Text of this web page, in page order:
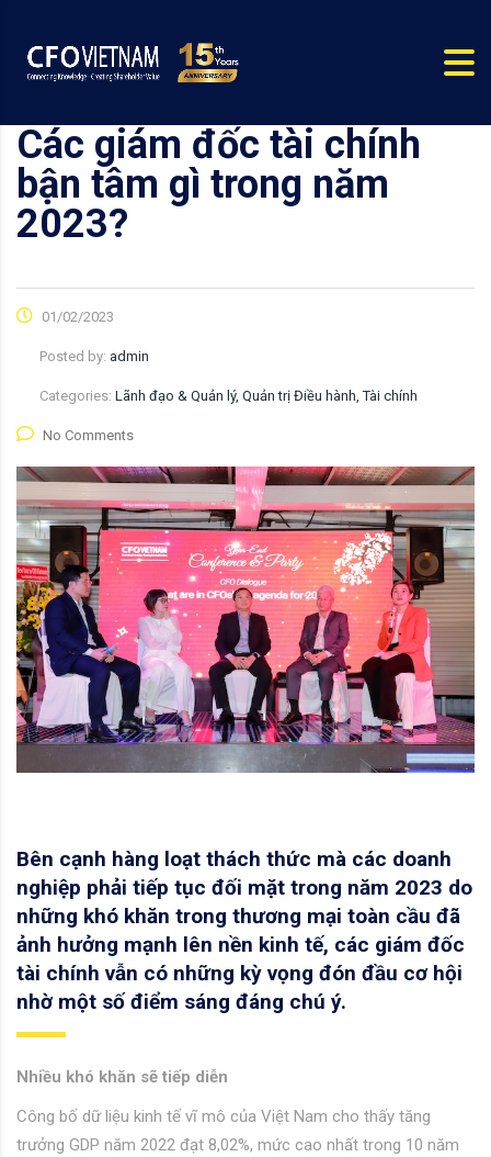
Các giám đốc tài chính
bận tâm gì trong năm
2023?
01/02/2023
Posted by: admin
Categories: Lãnh đạo & Quản lý, Quản trị Điều hành, Tài chính
No Comments
Bên cạnh hàng loạt thách thức mà các doanh
nghiệp phải tiếp tục đối mặt trong năm 2023 do
những khó khăn trong thương mại toàn cầu đã
ảnh hưởng mạnh lên nền kinh tế, các giám đốc
tài chính vẫn có những kỳ vọng đón đầu cơ hội
nhờ một số điểm sáng đáng chú ý.
Nhiều khó khăn sẽ tiếp diễn
Công bố dữ liệu kinh tế vĩ mô của Việt Nam cho thấy tăng
trưởng GDP năm 2022 đạt 8,02%, mức cao nhất trong 10 năm